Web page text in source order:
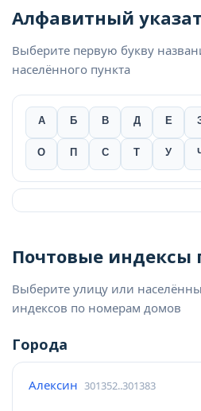
Алфавитный
Выберите первую букву
населённого пункта
А Б В Д Е
О П С Т У
Почтовые индексы
Выберите улицу или
индексов по номерам домов
Города
Алексин 301352..301383